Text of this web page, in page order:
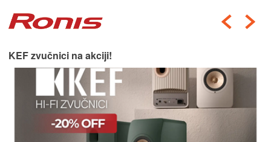
KEF zvučnici na akciji!